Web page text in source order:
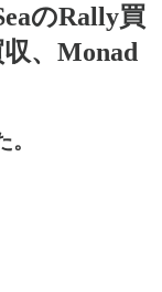
のRally買
、Monad